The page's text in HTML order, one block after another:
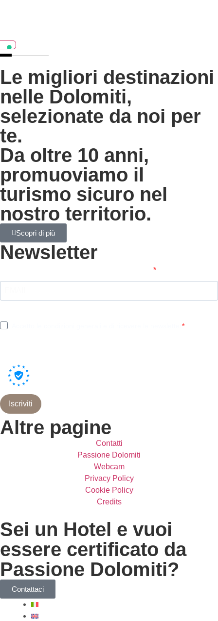
Le migliori destinazioni
nelle Dolomiti,
selezionate da noi per
te.
Da oltre 10 anni,
promuoviamo il
turismo sicuro nel
nostro territorio.
Scopri di più
Newsletter
Iscriviti
Altre pagine
Contatti
Passione Dolomiti
Webcam
Privacy Policy
Cookie Policy
Credits
Sei un Hotel e vuoi
essere certificato da
Passione Dolomiti?
Contattaci